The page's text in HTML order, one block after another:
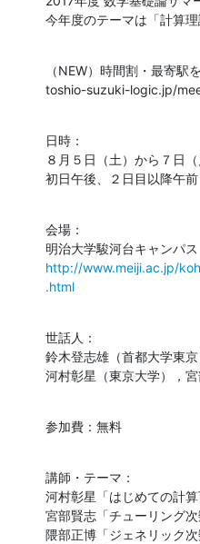
今年度のテーマは「計算理
（NEW）時間割・最寄駅
toshio-suzuki-logic.jp/
日時：
８月５日（土）から７日（
初日午後、２日目以降午
会場：
http://www.meiji.ac.jp/
.html
世話人：
鈴木登志雄（首都大学東
河村彰星（東京大学），宮
参加費：無料
講師・テーマ：
河村彰星「はじめての計算
宮部賢志「チューリング次
隈部正博「ジェネリック次